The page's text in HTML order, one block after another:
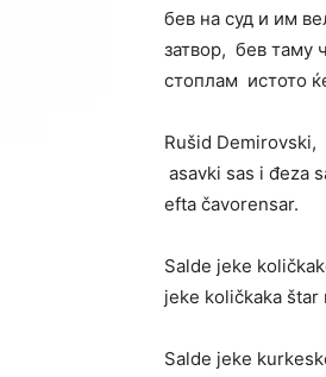
бев на суд и им
затвор, бев таму
стоплам истото
Rušid
asavki sas i đeza
efta čavorensar.
Salde jeke
jeke količkaka štar
Salde jeke